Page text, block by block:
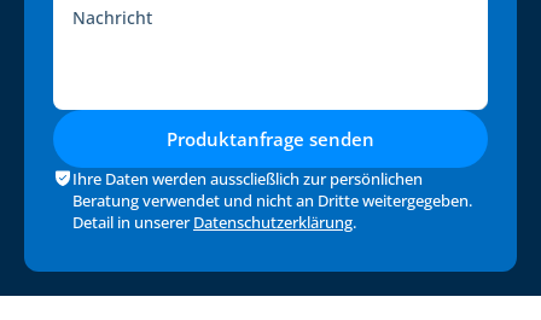
Produktanfrage senden
Ihre Daten werden ausscließlich zur persönlichen
Beratung verwendet und nicht an Dritte weitergegeben.
Detail in unserer Datenschutzerklärung.